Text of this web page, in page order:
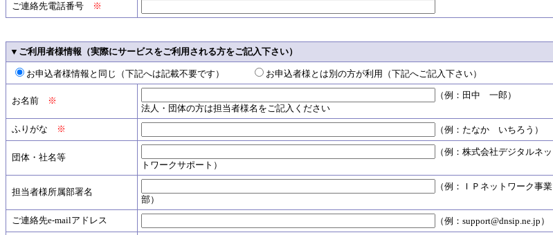
ご連絡先電話番号 ※
▼ご利用者様情報（実際にサービスをご利用される方をご記入下さい）
お申込者様情報と同じ（下記へは記載不要です） お申込者様とは別の方が利用（下記へご記入下さい）
お名前 ※
（例：田中 一郎）
法人・団体の方は担当者様名をご記入ください
ふりがな
※ （例：たなか いちろう）
団体・社名等
（例：株式会社デジタルネッ
トワークサポート）
担当者様所属部署名
（例：ＩＰネットワーク事業
部）
ご連絡先e-mailアドレス
（例：support@dnsip.ne.jp）